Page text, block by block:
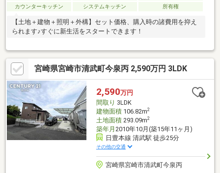
カウンターキッチン
システムキッチン 所有権
【土地＋建物＋照明＋外構】セット価格、購入時の諸費用を抑え
られます♪すぐに新生活をスタートできます！
宮崎県宮崎市清武町今泉丙 2,590万円 3LDK
2,590万円
間取り 3LDK
建物面積106.82m2
土地面積293.09m2
築年月 2010年10月(築15年11ヶ月)
日豊本線 清武駅 徒歩25分
その他の交通
宮崎県宮崎市清武町今泉丙